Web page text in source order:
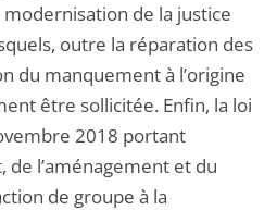
de la justice
outre la réparation des
du manquement à l’origine
être sollicitée. Enfin, la loi
2018 portant
l’aménagement et du
de groupe à la